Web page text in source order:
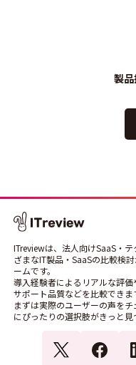
製
ITreviewは、法人向けSaaS・
ざまなIT製品・SaaSの比較検
ームです。
導入経験者によるリアルな評価
サポート品質などを比較できま
まずは実際のユーザーの声を
にぴったりの選択肢がきっと見